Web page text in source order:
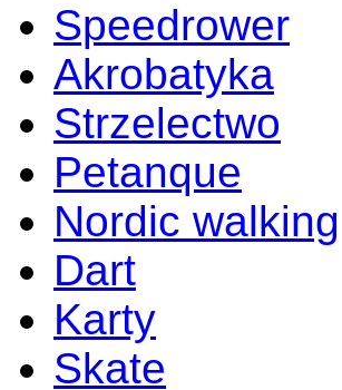
Speedrower
Akrobatyka
Strzelectwo
Petanque
Nordic walking
Dart
Karty
Skate